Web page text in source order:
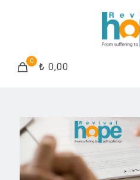
0 ₺ 0,00